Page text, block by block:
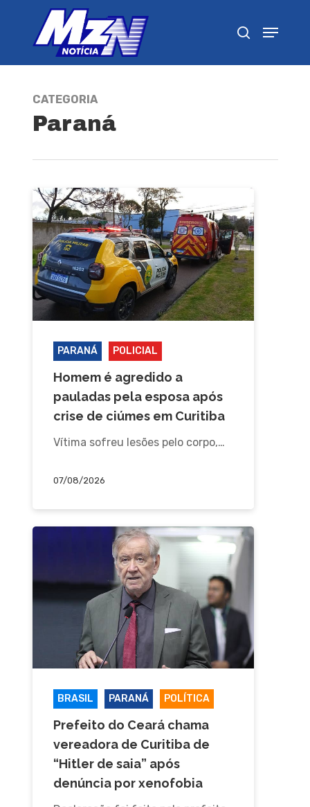
CATEGORIA
Paraná
PARANÁ POLICIAL
Homem é agredido a
pauladas pela esposa após
crise de ciúmes em Curitiba
Vítima sofreu lesões pelo corpo,…
07/08/2026
BRASIL PARANÁ POLÍTICA
Prefeito do Ceará chama
vereadora de Curitiba de
“Hitler de saia” após
denúncia por xenofobia